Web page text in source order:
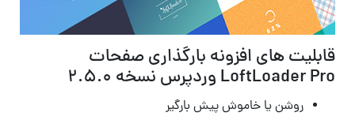
قابلیت های افزونه بارگذاری صفحات
LoftLoader Pro وردپرس نسخه 2.5.0
روشن یا خاموش پیش بارگیر